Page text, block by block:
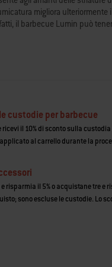
migliora ulteriormente
il barbecue Lumin può
sia per soddisfare i
superiori ai 315 °C
con diverse impostazioni di
possano servirsi da soli
il cibo mentre il barbecue si
e salvaspazio
custodie per barbecue
il 10% di sconto sulla
al carrello durante la
risparmia il 5% o acquistane tre e
sono escluse le custodie. Lo